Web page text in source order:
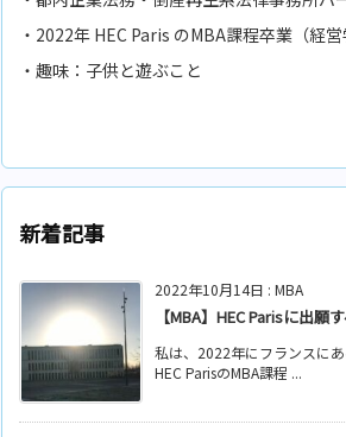
・2022年 HEC Paris のMBA課程卒業（経営
・趣味：子供と遊ぶこと
新着記事
2022年10月14日 : MBA
【MBA】HEC Parisに出願
私は、2022年にフランスにあ
HEC ParisのMBA課程 ...